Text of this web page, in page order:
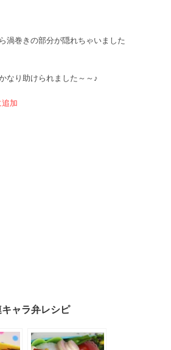
渦巻きの部分が隠れちゃいました
なり助けられました～～♪
加
ャラ弁レシピ